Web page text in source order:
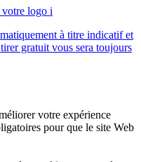
votre logo i
à titre indicatif et
gratuit vous sera toujours
votre expérience
pour que le site Web